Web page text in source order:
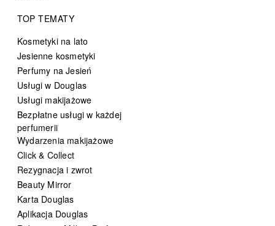
TOP TEMATY
Kosmetyki na lato
Jesienne kosmetyki
Perfumy na Jesień
Usługi w Douglas
Usługi makijażowe
Bezpłatne usługi w każdej
perfumerii
Wydarzenia makijażowe
Click & Collect
Rezygnacja i zwrot
Beauty Mirror
Karta Douglas
Aplikacja Douglas